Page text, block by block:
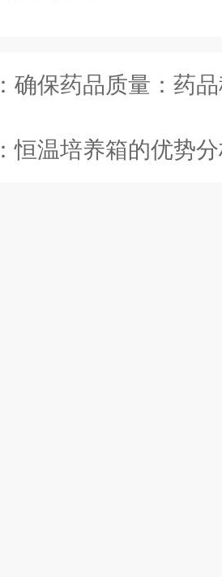
确保药品质量：药品稳
恒温培养箱的优势